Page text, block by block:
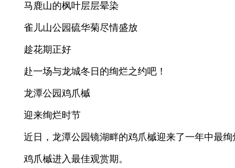
马鹿山的枫叶层层晕染
雀儿山公园硫华菊尽情盛放
趁花期正好
赴一场与龙城冬日的绚烂之约吧！
龙潭公园鸡爪槭
迎来绚烂时节
近日，龙潭公园镜湖畔的鸡爪槭迎来了一年中最
鸡爪槭进入最佳观赏期。